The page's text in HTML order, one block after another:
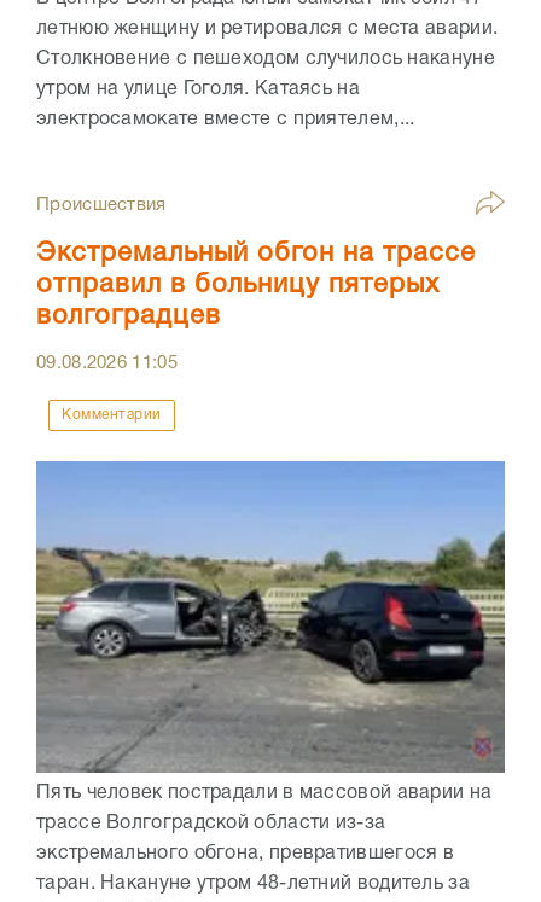
летнюю женщину и ретировался с места аварии.
Столкновение с пешеходом случилось накануне
утром на улице Гоголя. Катаясь на
электросамокате вместе с приятелем,...
Происшествия
Экстремальный обгон на трассе
отправил в больницу пятерых
волгоградцев
09.08.2026 11:05
Комментарии
Пять человек пострадали в массовой аварии на
трассе Волгоградской области из-за
экстремального обгона, превратившегося в
таран. Накануне утром 48-летний водитель за